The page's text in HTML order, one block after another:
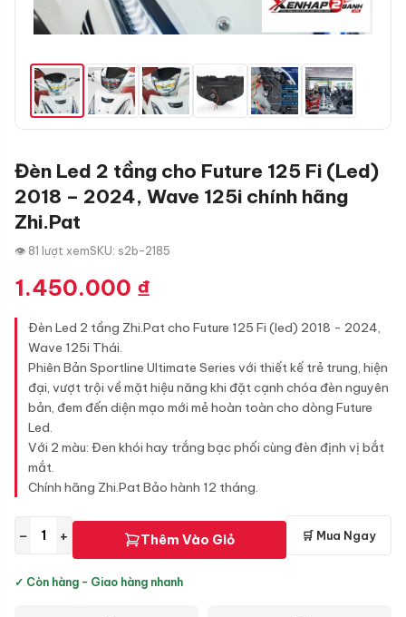
Đèn Led 2 tầng cho Future 125 Fi (Led)
2018 – 2024, Wave 125i chính hãng
Zhi.Pat
👁 81 lượt xemSKU: s2b-2185
1.450.000 ₫
Đèn Led 2 tầng Zhi.Pat cho Future 125 Fi (led) 2018 - 2024,
Wave 125i Thái.
Phiên Bản Sportline Ultimate Series với thiết kế trẻ trung, hiện
đại, vượt trội về mặt hiệu năng khi đặt cạnh chóa đèn nguyên
bản, đem đến diện mạo mới mẻ hoàn toàn cho dòng Future
Led.
Với 2 màu: Đen khói hay trắng bạc phối cùng đèn định vị bắt
mắt.
Chính hãng Zhi.Pat Bảo hành 12 tháng.
− + Thêm Vào Giỏ 🛒 Mua Ngay
✓ Còn hàng - Giao hàng nhanh